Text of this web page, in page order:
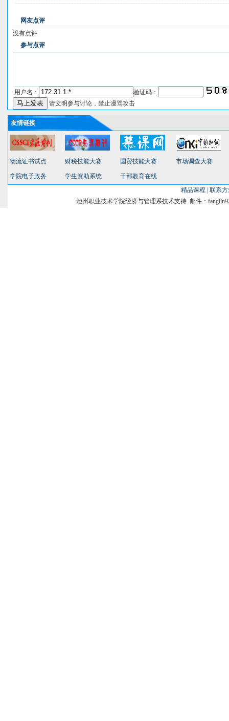
网友点评
没有点评
参与点评
用户名：
验证码：
请文明参与讨论，禁止谩骂攻击
友情链接
物流证书试点 财税技能大赛 国贸技能大赛 市场调查大赛
学院电子政务 学生资助系统
干部教育在线
精品课程
联系
池州职业技术学院经济与管理系技术支持 邮件：